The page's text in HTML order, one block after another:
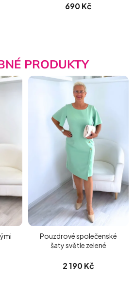
690 Kč
PRODUKTY
Pouzdrové společenské
šaty světle zelené
2 190 Kč